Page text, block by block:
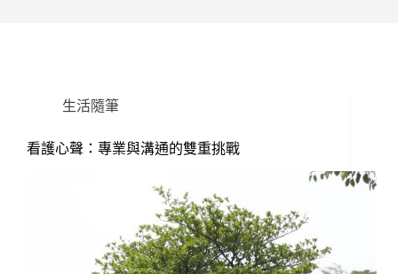
生活隨筆
看護心聲：專業與溝通的雙重挑戰